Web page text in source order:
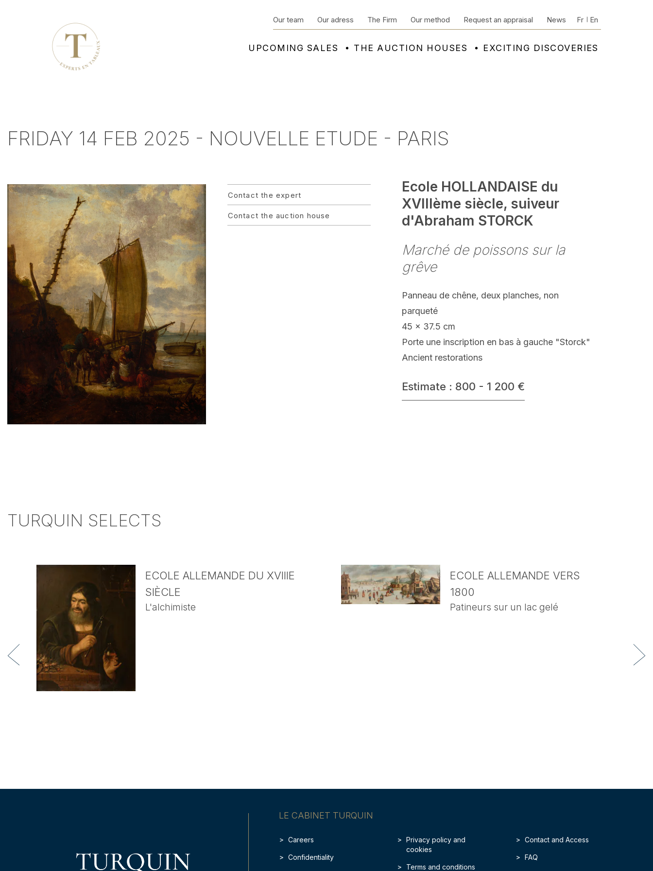
UPCOMING SALES THE AUCTION HOUSES EXCITING DISCOVERIES
Our team Our adress The Firm Our method Request an appraisal News Fr En
FRIDAY 14 FEB 2025 - NOUVELLE ETUDE - PARIS
Contact the expert
Contact the auction house
Ecole HOLLANDAISE du
XVIIIème siècle, suiveur
d'Abraham STORCK
Marché de poissons sur la
grêve
Panneau de chêne, deux planches, non
parqueté
45 x 37.5 cm
Porte une inscription en bas à gauche "Storck"
Ancient restorations
Estimate : 800 - 1 200 €
TURQUIN SELECTS
ECOLE ALLEMANDE DU XVIIIE
SIÈCLE
L'alchimiste
ECOLE ALLEMANDE VERS
1800
Patineurs sur un lac gelé
LE CABINET TURQUIN
Careers
Confidentiality
Privacy policy and
cookies
Terms and conditions
Contact and Access
FAQ